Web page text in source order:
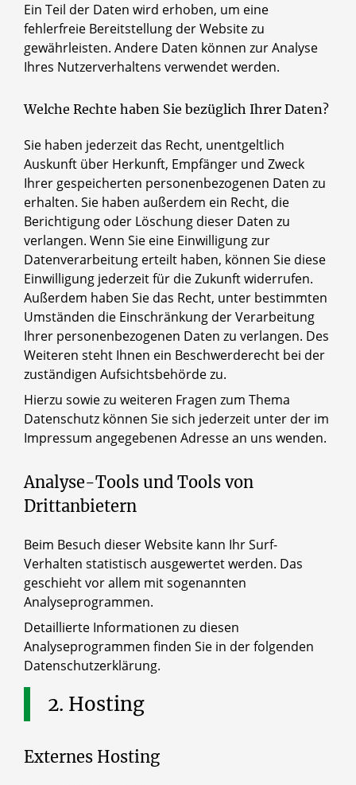
Ein Teil der Daten wird erhoben, um eine
fehlerfreie Bereitstellung der Website zu
gewährleisten. Andere Daten können zur Analyse
Ihres Nutzerverhaltens verwendet werden.
Welche Rechte haben Sie bezüglich Ihrer Daten?
Sie haben jederzeit das Recht, unentgeltlich
Auskunft über Herkunft, Empfänger und Zweck
Ihrer gespeicherten personenbezogenen Daten zu
erhalten. Sie haben außerdem ein Recht, die
Berichtigung oder Löschung dieser Daten zu
verlangen. Wenn Sie eine Einwilligung zur
Datenverarbeitung erteilt haben, können Sie diese
Einwilligung jederzeit für die Zukunft widerrufen.
Außerdem haben Sie das Recht, unter bestimmten
Umständen die Einschränkung der Verarbeitung
Ihrer personenbezogenen Daten zu verlangen. Des
Weiteren steht Ihnen ein Beschwerderecht bei der
zuständigen Aufsichtsbehörde zu.
Hierzu sowie zu weiteren Fragen zum Thema
Datenschutz können Sie sich jederzeit unter der im
Impressum angegebenen Adresse an uns wenden.
Analyse-Tools und Tools von
Drittanbietern
Beim Besuch dieser Website kann Ihr Surf-
Verhalten statistisch ausgewertet werden. Das
geschieht vor allem mit sogenannten
Analyseprogrammen.
Detaillierte Informationen zu diesen
Analyseprogrammen finden Sie in der folgenden
Datenschutzerklärung.
2. Hosting
Externes Hosting